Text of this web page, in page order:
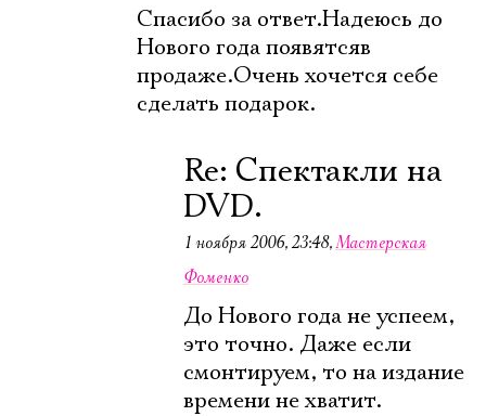
Спасибо за ответ.Надеюсь до
Нового года появятсяв
продаже.Очень хочется себе
сделать подарок.
Re: Спектакли на
DVD.
1 ноября 2006, 23:48,Мастерская
Фоменко
До Нового года не успеем,
это точно. Даже если
смонтируем, то на издание
времени не хватит.